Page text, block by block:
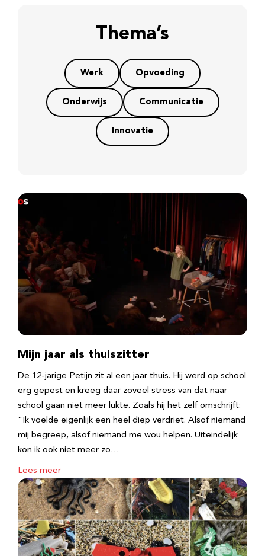
Thema’s
Werk Opvoeding
Onderwijs Communicatie
Innovatie
Mijn jaar als thuiszitter
De 12-jarige Petijn zit al een jaar thuis. Hij werd op school
erg gepest en kreeg daar zoveel stress van dat naar
school gaan niet meer lukte. Zoals hij het zelf omschrijft:
“Ik voelde eigenlijk een heel diep verdriet. Alsof niemand
mij begreep, alsof niemand me wou helpen. Uiteindelijk
kon ik ook niet meer zo…
Lees meer